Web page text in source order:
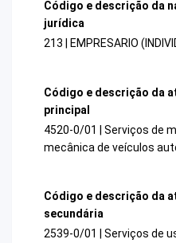
Código e descrição da
jurídica
213 | EMPRESARIO
Código e descrição da
principal
4520-0/01 | Serviços de
mecânica de veículos
Código e descrição da
secundária
2539-0/01 | Serviços de